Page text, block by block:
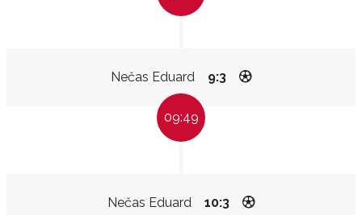
Nečas Eduard 9:3
09:49
Nečas Eduard 10:3